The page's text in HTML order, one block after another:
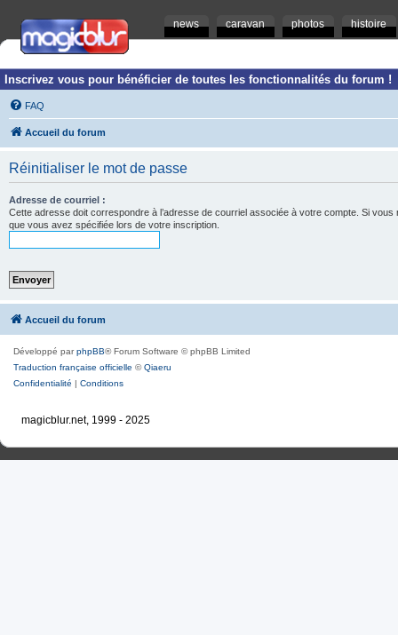
news caravan photos histoire
Inscrivez vous pour bénéficier de toutes les fonctionnalités du forum !
FAQ
Accueil du forum
Réinitialiser le mot de passe
Adresse de courriel :
Cette adresse doit correspondre à l’adresse de courriel associée à votre compte. Si vous
que vous avez spécifiée lors de votre inscription.
Accueil du forum
Développé parphpBB® Forum Software © phpBB Limited
Traduction française officielle ©Qiaeru
Confidentialité | Conditions
magicblur.net, 1999 - 2025